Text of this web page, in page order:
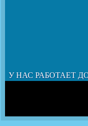
У НАС РАБОТАЕТ